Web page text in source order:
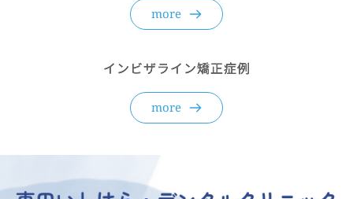
more
インビザライン矯正症例
more